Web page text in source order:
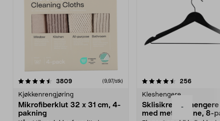
-
3809anmeldelser(9,97/stk)
Kjøkkenrengjøring
Mikrofiberklut 32 x 31 cm, 4-
pakning
4.5av 5 stjerner 256
Kleshengere
Sklisikre
med metallpinne, 8-
4.5av 5 stjerner